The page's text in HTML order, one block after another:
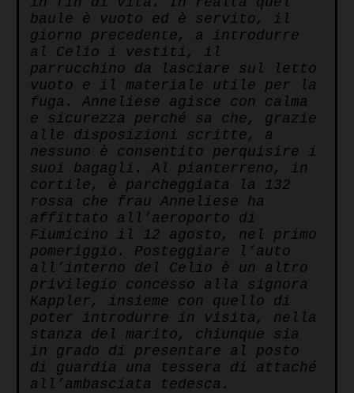
baule è vuoto ed è servito, il
giorno precedente, a introdurre
al Celio i vestiti, il
parrucchino da lasciare sul letto
vuoto e il materiale utile per la
fuga. Anneliese agisce con calma
e sicurezza perché sa che, grazie
alle disposizioni scritte, a
nessuno è consentito perquisire i
suoi bagagli. Al pianterreno, in
cortile, è parcheggiata la 132
rossa che frau Anneliese ha
affittato all’aeroporto di
Fiumicino il 12 agosto, nel primo
pomeriggio. Posteggiare l’auto
all’interno del Celio è un altro
privilegio concesso alla signora
Kappler, insieme con quello di
poter introdurre in visita, nella
stanza del marito, chiunque sia
in grado di presentare al posto
di guardia una tessera di attaché
all’ambasciata tedesca.